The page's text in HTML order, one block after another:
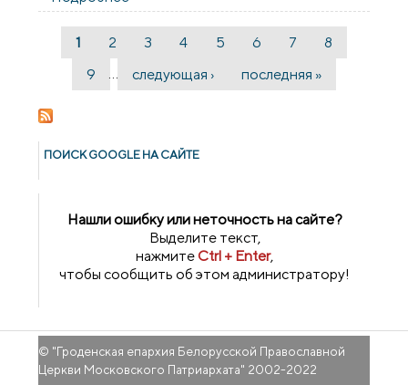
архиепископа Артемия с мэром города
Гродно
Страницы
1 2 3 4 5 6 7
8
9
… следующая › последняя »
ПОИСК GOОGLE НА САЙТЕ
Нашли ошибку или неточность на сайте?
Выделите текст,
нажмитеCtrl + Enter,
чтобы сообщить об этом администратору!
© "Гроденская епархия Белорусской Православной
Церкви Московского Патриархата" 2002-2022